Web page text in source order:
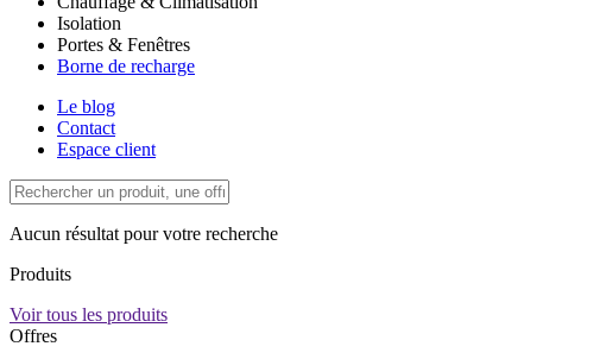
Isolation
Portes & Fenêtres
Borne de recharge
Le blog
Contact
Espace client
Aucun résultat pour votre recherche
Produits
Voir tous les produits
Offres